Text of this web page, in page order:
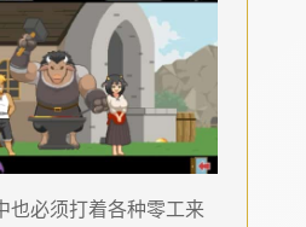
也必须打着各种零工来